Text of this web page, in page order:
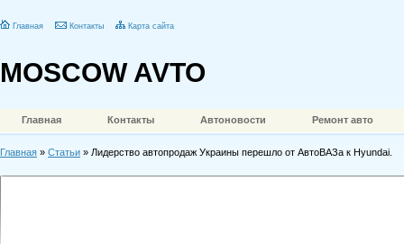
Главная Контакты Карта сайта
MOSCOW AVTO
Главная Контакты Автоновости Ремонт авто
Главная » Статьи » Лидерство автопродаж Украины перешло от АвтоВАЗа к Hyundai.